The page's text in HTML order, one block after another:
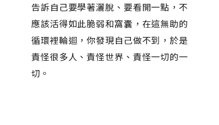
告訴自己要學著灑脫、要看開一點，不
應該活得如此脆弱和窩囊，在這無助的
循環裡輪迴，你發現自己做不到，於是
責怪很多人、責怪世界、責怪一切的一
切。